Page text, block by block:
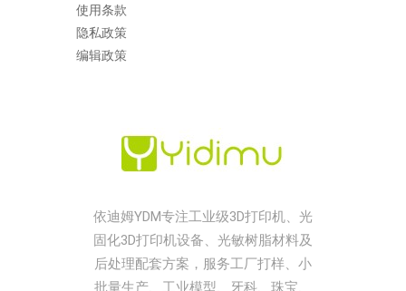
使用条款
隐私政策
编辑政策
依迪姆YDM专注工业级3D打印机、光
固化3D打印机设备、光敏树脂材料及
后处理配套方案，服务工厂打样、小
批量生产、工业模型、牙科、珠宝、